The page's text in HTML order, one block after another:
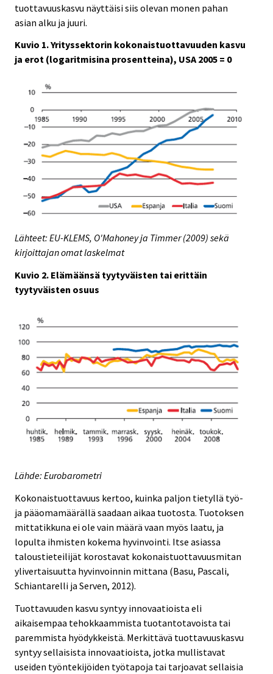
tuottavuuskasvu näyttäisi siis olevan monen pahan
asian alku ja juuri.
Kuvio 1. Yrityssektorin kokonaistuottavuuden kasvu
ja erot (logaritmisina prosentteina), USA 2005 = 0
Lähteet: EU-KLEMS, O'Mahoney ja Timmer (2009) sekä
kirjoittajan omat laskelmat
Kuvio 2. Elämäänsä tyytyväisten tai erittäin
tyytyväisten osuus
Lähde: Eurobarometri
Kokonaistuottavuus kertoo, kuinka paljon tietyllä työ-
ja pääomamäärällä saadaan aikaa tuotosta. Tuotoksen
mittatikkuna ei ole vain määrä vaan myös laatu, ja
lopulta ihmisten kokema hyvinvointi. Itse asiassa
taloustieteilijät korostavat kokonaistuottavuusmitan
ylivertaisuutta hyvinvoinnin mittana (Basu, Pascali,
Schiantarelli ja Serven, 2012).
Tuottavuuden kasvu syntyy innovaatioista eli
aikaisempaa tehokkaammista tuotantotavoista tai
paremmista hyödykkeistä. Merkittävä tuottavuuskasvu
syntyy sellaisista innovaatioista, jotka mullistavat
useiden työntekijöiden työtapoja tai tarjoavat sellaisia